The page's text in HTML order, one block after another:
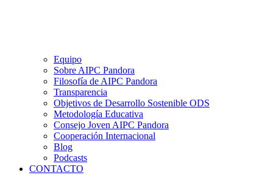
Equipo
Sobre AIPC Pandora
Filosofía de AIPC Pandora
Transparencia
Objetivos de Desarrollo Sostenible ODS
Metodología Educativa
Consejo Joven AIPC Pandora
Cooperación Internacional
Blog
Podcasts
CONTACTO